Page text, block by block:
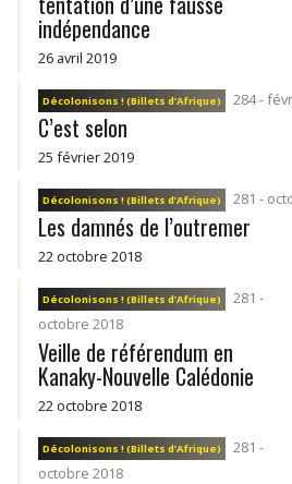
indépendance
26 avril 2019
Décolonisons ! (Billets d’Afrique) 284 -
C’est selon
25 février 2019
Décolonisons ! (Billets d’Afrique) 281 -
Les damnés de l’outremer
22 octobre 2018
Décolonisons ! (Billets d’Afrique)
281 -
octobre 2018
Veille de référendum en
Kanaky-Nouvelle Calédonie
22 octobre 2018
Décolonisons ! (Billets d’Afrique)
281 -
octobre 2018